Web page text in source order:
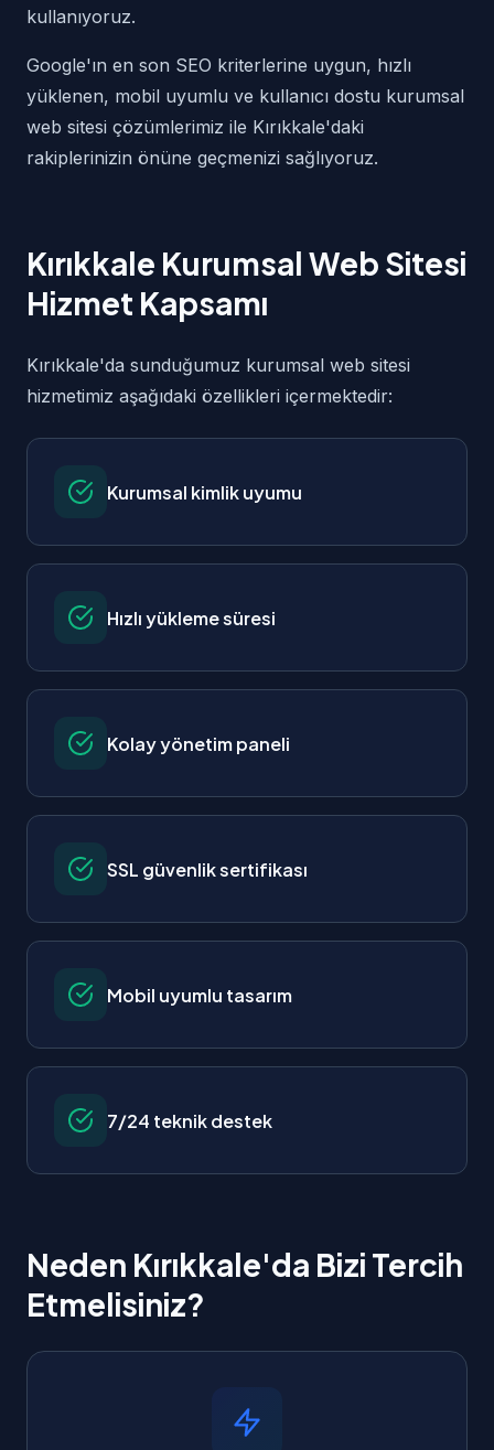
kullanıyoruz.
Google'ın en son SEO kriterlerine uygun, hızlı
yüklenen, mobil uyumlu ve kullanıcı dostu kurumsal
web sitesi çözümlerimiz ile Kırıkkale'daki
rakiplerinizin önüne geçmenizi sağlıyoruz.
Kırıkkale Kurumsal Web Sitesi
Hizmet Kapsamı
Kırıkkale'da sunduğumuz kurumsal web sitesi
hizmetimiz aşağıdaki özellikleri içermektedir:
Kurumsal kimlik uyumu
Hızlı yükleme süresi
Kolay yönetim paneli
SSL güvenlik sertifikası
Mobil uyumlu tasarım
7/24 teknik destek
Neden Kırıkkale'da Bizi Tercih
Etmelisiniz?